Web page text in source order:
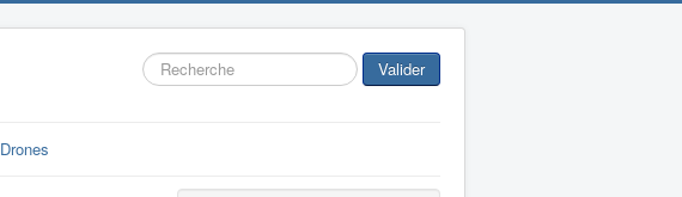
Rechercher Valider
Drones